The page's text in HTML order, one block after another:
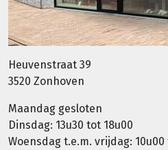
Heuvenstraat 39
3520 Zonhoven
Maandag gesloten
Dinsdag: 13u30 tot 18u00
Woensdag t.e.m. vrijdag: